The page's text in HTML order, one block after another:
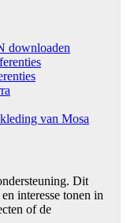
downloaden
van Mosa
Dit
interesse tonen in
of de